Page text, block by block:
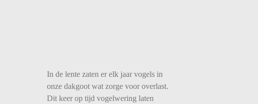
In de lente zaten er elk jaar vogels in
onze dakgoot wat zorge voor overlast.
Dit keer op tijd vogelwering laten